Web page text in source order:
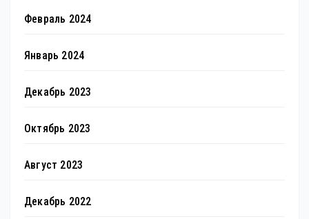
Февраль 2024
Январь 2024
Декабрь 2023
Октябрь 2023
Август 2023
Декабрь 2022